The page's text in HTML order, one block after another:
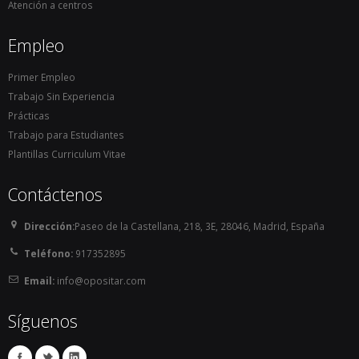
Atención a centros
Empleo
Primer Empleo
Trabajo Sin Experiencia
Prácticas
Trabajo para Estudiantes
Plantillas Curriculum Vitae
Contáctenos
Dirección:Paseo de la Castellana, 218, 3E, 28046, Madrid, España
Teléfono: 917352895
Email:info@opositar.com
Síguenos